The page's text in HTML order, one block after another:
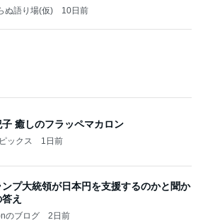
ぬ語り場(仮) 10日前
癒しのフラッペマカロン
ックス 1日前
プ大統領が日本円を支援するのかと聞か
え
のブログ 2日前